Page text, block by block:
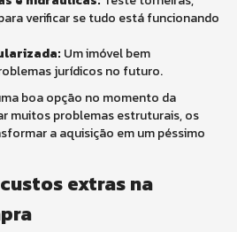
verificar se tudo está funcionando
Um imóvel bem
jurídicos no futuro.
boa opção no momento da
muitos problemas estruturais, os
a aquisição em um péssimo
extras na